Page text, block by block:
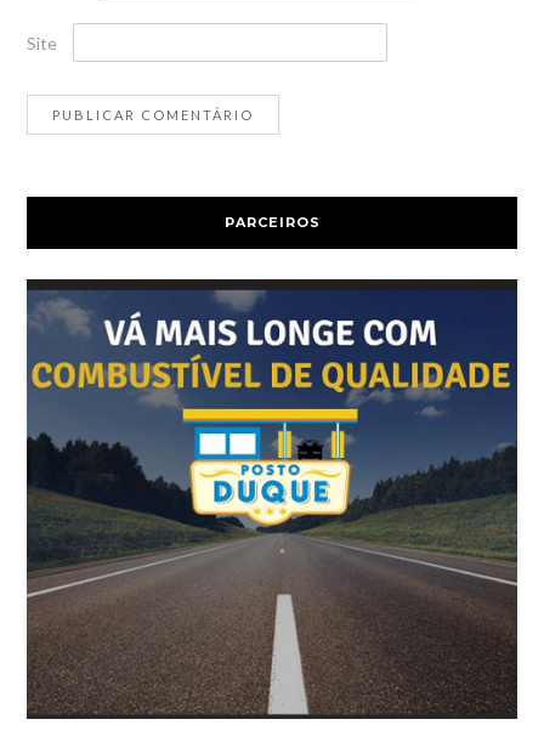
Site
PARCEIROS